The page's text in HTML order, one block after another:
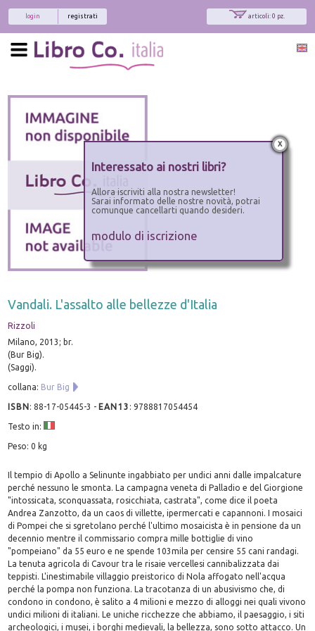
articoli: 0 pz.
registrati
login
Vandali. L'assalto alle bellezze d'Italia
Rizzoli
Milano, 2013; br.
(Bur Big).
(Saggi).
collana: Bur Big
ISBN:88-17-05445-3 - EAN13 :9788817054454
Testo in:
Peso: 0 kg
Il tempio di Apollo a Selinunte ingabbiato per undici anni dalle impalcature
perché nessuno le smonta. La campagna veneta di Palladio e del Giorgione
"intossicata, sconquassata, rosicchiata, castrata", come dice il poeta
Andrea Zanzotto, da un caos di villette, ipermercati e capannoni. I mosaici
di Pompei che si sgretolano perché l'ultimo mosaicista è in pensione da un
decennio mentre il commissario compra mille bottiglie di vino
"pompeiano" da 55 euro e ne spende 103mila per censire 55 cani randagi.
La tenuta agricola di Cavour tra le risaie vercellesi cannibalizzata dai
teppisti. L'inestimabile villaggio preistorico di Nola affogato nell'acqua
perché la pompa non funziona. La tracotanza di un abusivismo che, di
condono in condono, è salito a 4 milioni e mezzo di alloggi nei quali vivono
undici milioni di italiani. Le uniche ricchezze che abbiamo, il paesaggio, i siti
archeologici, i musei, i borghi medievali, la bellezza, sono sotto attacco. Un
x
Interessato ai nostri libri?
Allora iscriviti alla nostra newsletter!
Sarai informato delle nostre novità, potrai
comunque cancellarti quando desideri.
modulo di iscrizione